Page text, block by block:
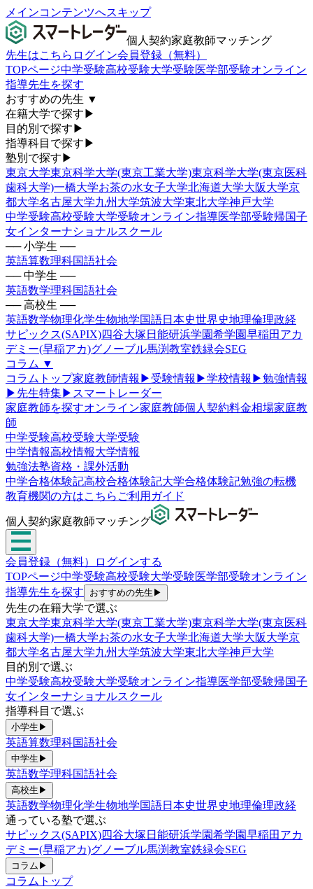
メインコンテンツへスキップ
個人契約家庭教師マッチング
先生はこちら ログイン会員登録（無料）
TOPページ中学受験高校受験大学受験医学部受験オンライン
指導先生を探す
おすすめの先生 ▼
在籍大学で探す ▶
目的別で探す ▶
指導科目で探す ▶
塾別で探す ▶
東京大学東京科学大学(東京工業大学)東京科学大学(東京医科
歯科大学)一橋大学お茶の水女子大学北海道大学大阪大学京
都大学名古屋大学九州大学筑波大学東北大学神戸大学
中学受験高校受験大学受験オンライン指導医学部受験帰国子
女インターナショナルスクール
── 小学生 ──
英語算数理科国語社会
── 中学生 ──
英語数学理科国語社会
── 高校生 ──
英語数学物理化学生物地学国語日本史世界史地理倫理政経
サピックス(SAPIX)四谷大塚 日能研浜学園希学園早稲田アカ
デミー(早稲アカ)グノーブル馬渕教室鉄緑会SEG
コラム ▼
コラムトップ家庭教師情報 ▶ 受験情報 ▶学校情報 ▶勉強情報
▶ 先生特集▶ スマートレーダー
家庭教師を探すオンライン家庭教師個人契約料金相場家庭教
師
中学受験高校受験大学受験
中学情報高校情報大学情報
勉強法塾資格・課外活動
中学合格体験記高校合格体験記大学合格体験記勉強の転機
教育機関の方はこちら ご利用ガイド
個人契約家庭教師マッチング
会員登録（無料）
ログインする
TOPページ中学受験高校受験大学受験医学部受験オンライン
指導先生を探す おすすめの先生 ▶
先生の在籍大学で選ぶ
東京大学東京科学大学(東京工業大学)東京科学大学(東京医科
歯科大学)一橋大学お茶の水女子大学北海道大学大阪大学京
都大学名古屋大学九州大学筑波大学東北大学神戸大学
目的別で選ぶ
中学受験高校受験大学受験オンライン指導医学部受験帰国子
女インターナショナルスクール
指導科目で選ぶ
小学生 ▶
英語算数理科国語社会
中学生 ▶
英語数学理科国語社会
高校生 ▶
英語数学物理化学生物地学国語日本史世界史地理倫理政経
通っている塾で選ぶ
サピックス(SAPIX)四谷大塚 日能研浜学園希学園早稲田アカ
デミー(早稲アカ)グノーブル馬渕教室鉄緑会SEG
コラム ▶
コラムトップ